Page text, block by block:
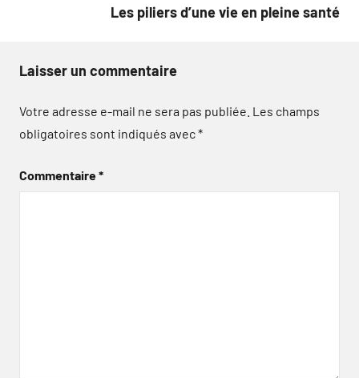
Les piliers d’une vie en pleine santé
Laisser un commentaire
Votre adresse e-mail ne sera pas publiée. Les champs
obligatoires sont indiqués avec*
Commentaire*